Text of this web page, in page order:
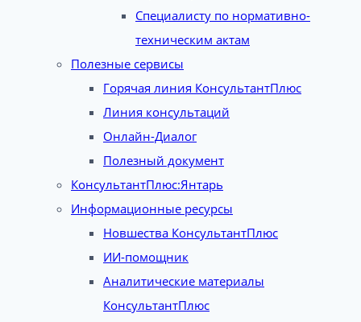
Специалисту по нормативно-
техническим актам
Полезные сервисы
Горячая линия КонсультантПлюс
Линия консультаций
Онлайн-Диалог
Полезный документ
КонсультантПлюс:Янтарь
Информационные ресурсы
Новшества КонсультантПлюс
ИИ-помощник
Аналитические материалы
КонсультантПлюс